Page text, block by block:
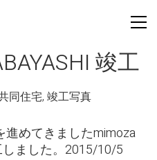
竣工
同住宅, 竣工写真
進めてきましたmimoza
ました。 2015/10/5